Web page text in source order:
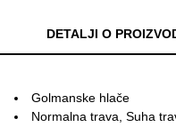
DETALJI O
Golmanske hlače
Normalna trava, Suha